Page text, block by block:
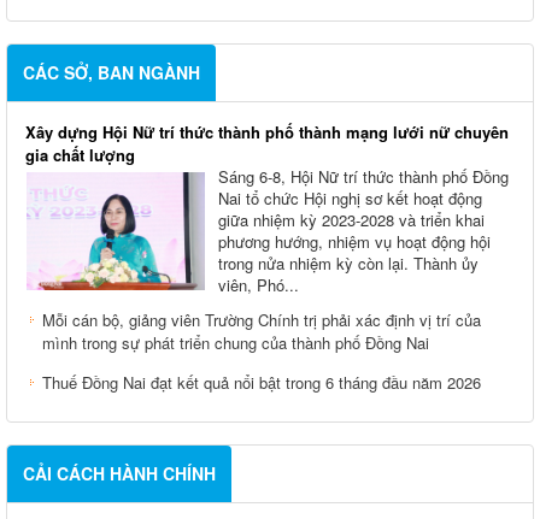
CÁC SỞ, BAN NGÀNH
Xây dựng Hội Nữ trí thức thành phố thành mạng lưới nữ chuyên
gia chất lượng
Sáng 6-8, Hội Nữ trí thức thành phố Đồng
Nai tổ chức Hội nghị sơ kết hoạt động
giữa nhiệm kỳ 2023-2028 và triển khai
phương hướng, nhiệm vụ hoạt động hội
trong nửa nhiệm kỳ còn lại. Thành ủy
viên, Phó...
Mỗi cán bộ, giảng viên Trường Chính trị phải xác định vị trí của
mình trong sự phát triển chung của thành phố Đồng Nai
Thuế Đồng Nai đạt kết quả nổi bật trong 6 tháng đầu năm 2026
CẢI CÁCH HÀNH CHÍNH